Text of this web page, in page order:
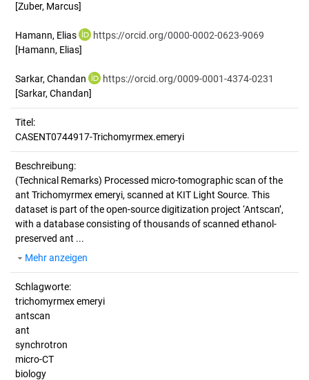
[Zuber, Marcus]
Hamann, Elias
https://orcid.org/0000-0002-0623-9069
[Hamann, Elias]
Sarkar, Chandan
https://orcid.org/0009-0001-4374-0231
[Sarkar, Chandan]
Titel:
CASENT0744917-Trichomyrmex.emeryi
Beschreibung:
(Technical Remarks) Processed micro-tomographic scan of the
ant Trichomyrmex emeryi, scanned at KIT Light Source. This
dataset is part of the open-source digitization project ‘Antscan’,
with a database consisting of thousands of scanned ethanol-
preserved ant ...
Mehr anzeigen
Schlagworte:
trichomyrmex emeryi
antscan
ant
synchrotron
micro-CT
biology